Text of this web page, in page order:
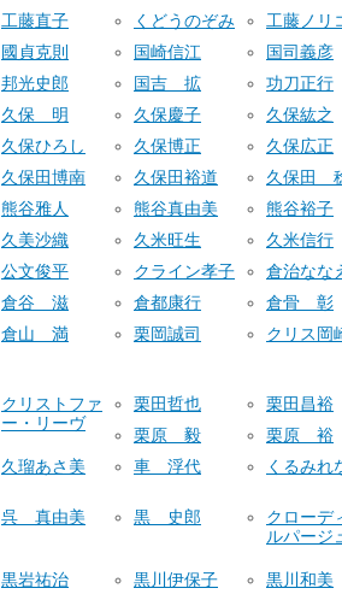
工藤直子 くどうのぞみ
工藤ノリ
國貞克則 国崎信江
国司義彦
邦光史郎 国吉 拡
功刀正行
久保 明 久保慶子
久保紘之
久保ひろし 久保博正
久保広正
久保田博南 久保田裕道
久保田
熊谷雅人 熊谷真由美
熊谷裕子
久美沙織 久米旺生
久米信行
公文俊平 クライン孝子
倉治なな
倉谷 滋
倉都康行
倉骨 彰
倉山 満 栗岡誠司 クリス岡
クリストファ
ー・リーヴ
栗田哲也
栗田昌裕
栗原 毅
栗原 裕
久瑠あさ美 車 浮代 くるみれ
呉 真由美 黒 史郎
クローデ
ルパージ
黒岩祐治 黒川伊保子
黒川和美